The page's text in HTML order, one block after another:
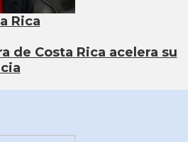
Rica
de Costa Rica acelera su